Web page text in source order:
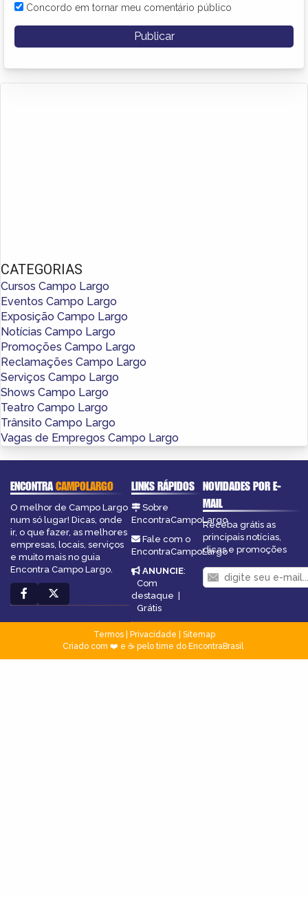
Concordo em tornar meu comentário público
CATEGORIAS
Cursos Campo Largo
Eventos Campo Largo
Exposição Campo Largo
Notícias Campo Largo
Promoções Campo Largo
Reclamações Campo Largo
Serviços Campo Largo
Shows Campo Largo
Teatro Campo Largo
Trânsito Campo Largo
Vagas de Empregos Campo Largo
ENCONTRACAMPOLARGO
O melhor de Campo Largo
num só lugar! Dicas, onde
ir, o que fazer, as melhores
empresas, locais, serviços
e muito mais no guia
Encontra Campo Largo.
LINKS RÁPIDOS
Sobre
EncontraCampoLargo
Fale com o
EncontraCampoLargo
ANUNCIE:
Com
destaque
Grátis
NOVIDADES POR E-
MAIL
Receba grátis as
principais notícias,
dicas e promoções
Termos| Privacidade
Sitemap
Criado com ❤️ e ☕ pelo time do EncontraBrasil